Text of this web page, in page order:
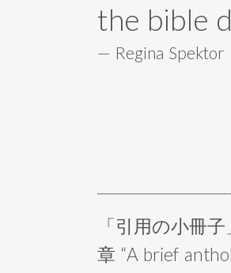
the bible
— Regina Spektor
「引用の小冊
章 “A brief